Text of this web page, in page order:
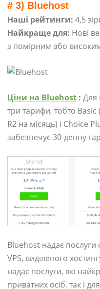
# 3) Bluehost
Наші рейтинги: 4,5
Найкраще для: Нові
з помірним або
Ціни на Bluehost : Для
три тарифи, тобто Basic
R2 на місяць) і Choice
забезпечує 30-денну
Bluehost надає послуги
VPS, виділеного
надає послуги, які
приватних осіб, так і